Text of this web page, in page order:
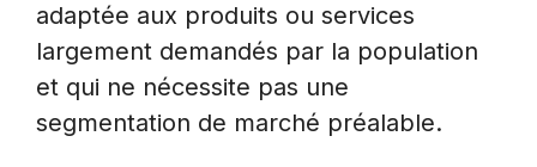
adaptée aux produits ou services
largement demandés par la population
et qui ne nécessite pas une
segmentation de marché préalable.